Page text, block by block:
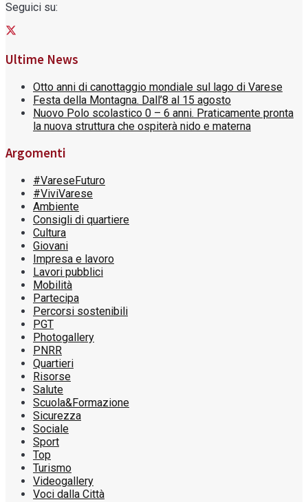
Seguici su:
Ultime News
Otto anni di canottaggio mondiale sul lago di Varese
Festa della Montagna. Dall’8 al 15 agosto
Nuovo Polo scolastico 0 – 6 anni. Praticamente pronta
la nuova struttura che ospiterà nido e materna
Argomenti
#VareseFuturo
#ViviVarese
Ambiente
Consigli di quartiere
Cultura
Giovani
Impresa e lavoro
Lavori pubblici
Mobilità
Partecipa
Percorsi sostenibili
PGT
Photogallery
PNRR
Quartieri
Risorse
Salute
Scuola&Formazione
Sicurezza
Sociale
Sport
Top
Turismo
Videogallery
Voci dalla Città